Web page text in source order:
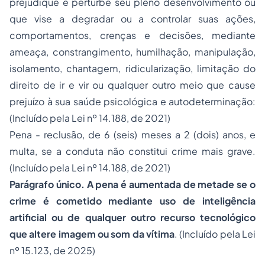
que vise a degradar ou a controlar suas ações,
comportamentos, crenças e decisões, mediante
ameaça, constrangimento, humilhação, manipulação,
isolamento, chantagem, ridicularização, limitação do
direito de ir e vir ou qualquer outro meio que cause
prejuízo à sua saúde psicológica e autodeterminação:
(Incluído pela Lei nº 14.188, de 2021)
Pena - reclusão, de 6 (seis) meses a 2 (dois) anos, e
multa, se a conduta não constitui crime mais grave.
(Incluído pela Lei nº 14.188, de 2021)
Parágrafo único. A pena é aumentada de metade se o
crime é cometido mediante uso de inteligência
artificial ou de qualquer outro recurso tecnológico
que altere imagem ou som da vítima. (Incluído pela Lei
nº 15.123, de 2025)